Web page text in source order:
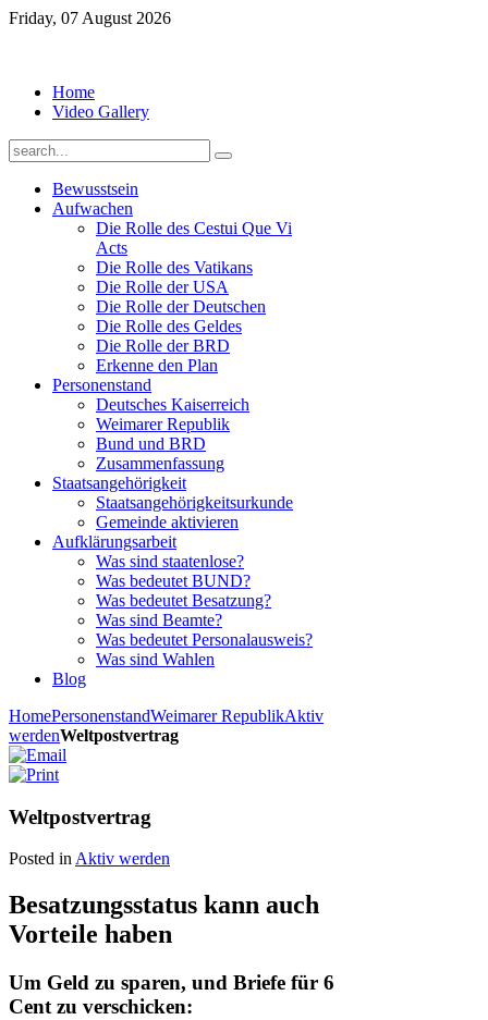
Friday, 07 August 2026
Home
Video Gallery
Bewusstsein
Aufwachen
Die Rolle des Cestui Que Vi
Acts
Die Rolle des Vatikans
Die Rolle der USA
Die Rolle der Deutschen
Die Rolle des Geldes
Die Rolle der BRD
Erkenne den Plan
Personenstand
Deutsches Kaiserreich
Weimarer Republik
Bund und BRD
Zusammenfassung
Staatsangehörigkeit
Staatsangehörigkeitsurkunde
Gemeinde aktivieren
Aufklärungsarbeit
Was sind staatenlose?
Was bedeutet BUND?
Was bedeutet Besatzung?
Was sind Beamte?
Was bedeutet Personalausweis?
Was sind Wahlen
Blog
HomePersonenstandWeimarer RepublikAktiv
werdenWeltpostvertrag
Weltpostvertrag
Posted inAktiv werden
Besatzungsstatus kann auch
Vorteile haben
Um Geld zu sparen, und Briefe für 6
Cent zu verschicken: